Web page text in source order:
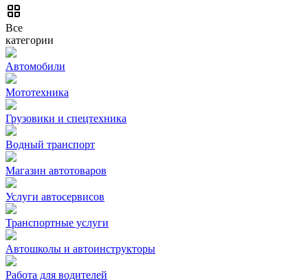
Все
категории
Автомобили
Мототехника
Грузовики и спецтехника
Водный транспорт
Магазин автотоваров
Услуги автосервисов
Транспортные услуги
Автошколы и автоинструкторы
Работа для водителей